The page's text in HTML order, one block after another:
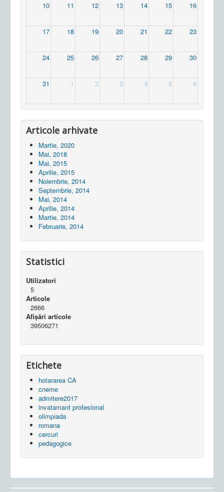
10 11 12 13 14 15 16
17 18 19 20 21 22 23
24 25 26 27 28 29 30
31 1 2 3 4 5 6
Articole arhivate
Martie, 2020
Mai, 2018
Mai, 2015
Aprilie, 2015
Noiembrie, 2014
Septembrie, 2014
Mai, 2014
Aprilie, 2014
Martie, 2014
Februarie, 2014
Statistici
Utilizatori
5
Articole
2666
Afișări articole
39506271
Etichete
hotararea CA
cneme
admitere2017
invatamant profesional
olimpiada
romana
cercuri
pedagogice